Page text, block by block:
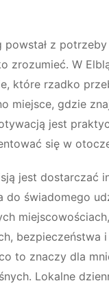
powstał z
zrozumieć. W
które rzadko
miejsce, gdzie
jest
się w
jest dostarczać
do świadomego
bezpieczeństwa
to znaczy dla
Lokalne